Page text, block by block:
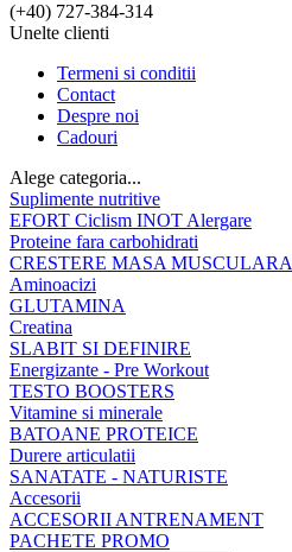
(+40) 727-384-314
Unelte clienti
Termeni si conditii
Contact
Despre noi
Cadouri
Alege categoria...
Suplimente nutritive
EFORT Ciclism INOT Alergare
Proteine fara carbohidrati
CRESTERE MASA MUSCULARA
Aminoacizi
GLUTAMINA
Creatina
SLABIT SI DEFINIRE
Energizante - Pre Workout
TESTO BOOSTERS
Vitamine si minerale
BATOANE PROTEICE
Durere articulatii
SANATATE - NATURISTE
Accesorii
ACCESORII ANTRENAMENT
PACHETE PROMO